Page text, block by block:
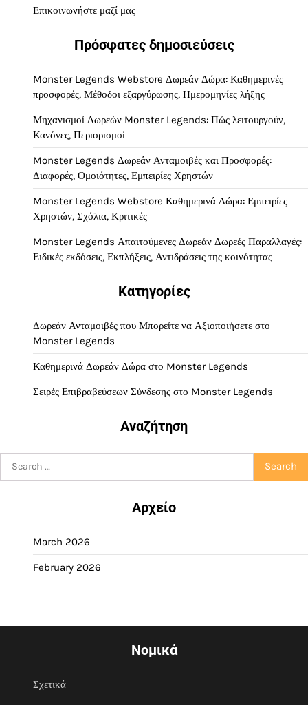
Επικοινωνήστε μαζί μας
Πρόσφατες δημοσιεύσεις
Monster Legends Webstore Δωρεάν Δώρα: Καθημερινές
προσφορές, Μέθοδοι εξαργύρωσης, Ημερομηνίες λήξης
Μηχανισμοί Δωρεών Monster Legends: Πώς λειτουργούν,
Κανόνες, Περιορισμοί
Monster Legends Δωρεάν Ανταμοιβές και Προσφορές:
Διαφορές, Ομοιότητες, Εμπειρίες Χρηστών
Monster Legends Webstore Καθημερινά Δώρα: Εμπειρίες
Χρηστών, Σχόλια, Κριτικές
Monster Legends Απαιτούμενες Δωρεάν Δωρεές Παραλλαγές:
Ειδικές εκδόσεις, Εκπλήξεις, Αντιδράσεις της κοινότητας
Κατηγορίες
Δωρεάν Ανταμοιβές που Μπορείτε να Αξιοποιήσετε στο
Monster Legends
Καθημερινά Δωρεάν Δώρα στο Monster Legends
Σειρές Επιβραβεύσεων Σύνδεσης στο Monster Legends
Αναζήτηση
Αρχείο
March 2026
February 2026
Νομικά
Σχετικά